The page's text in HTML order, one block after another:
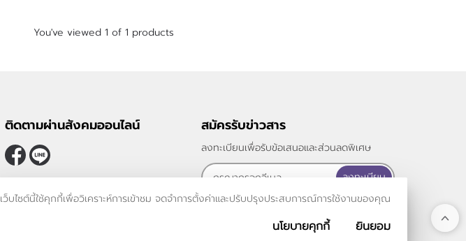
You've viewed 1 of 1 products
ติดตามผ่านสังคมออนไลน์ สมัครรับข่าวสาร
ลงทะเบียนเพื่อรับข้อเสนอและส่วนลดพิเศษ
ลงทะเบียน
เว็บไซต์นี้ใช้คุกกี้เพื่อวิเคราะห์การเข้าชม จดจำการตั้งค่าและปรับปรุงประสบการณ์การใช้งานของคุณ
นโยบายคุกกี้ ยินยอม